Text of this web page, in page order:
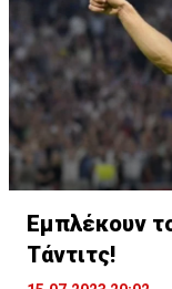
Εμπλέκουν
Τάντιτς!